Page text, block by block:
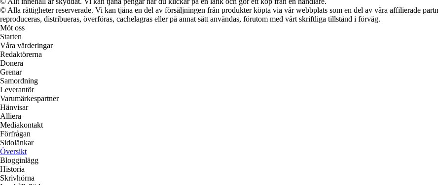
© Alla rättigheter reserverade. Vi kan tjäna en del av försäljningen från produkter köpta via vår webbplats som en del av våra affilierade
reproduceras, distribueras, överföras, cachelagras eller på annat sätt användas, förutom med vårt skriftliga tillstånd i förväg.
Möt oss
Starten
Våra värderingar
Redaktörerna
Donera
Grenar
Samordning
Leverantör
Varumärkespartner
Hänvisar
Alliera
Mediakontakt
Förfrågan
Sidolänkar
Översikt
Blogginlägg
Historia
Skrivhörna